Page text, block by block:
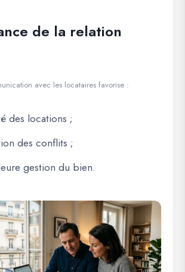
de la relation
avec les locataires favorise :
des locations ;
des conflits ;
gestion du bien.